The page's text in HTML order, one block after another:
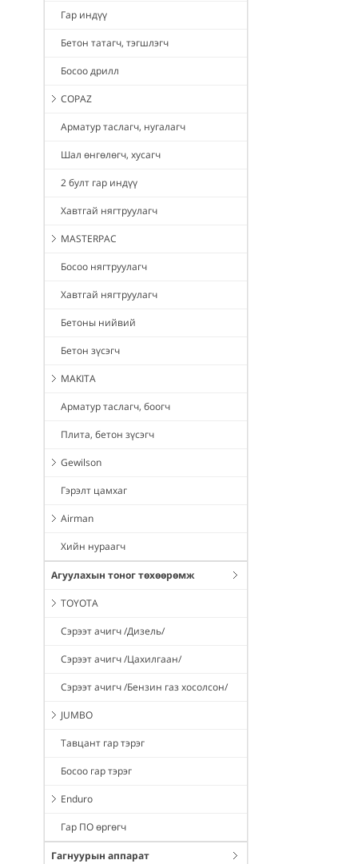
Гар индүү
Бетон татагч, тэгшлэгч
Босоо дрилл
COPAZ
Арматур таслагч, нугалагч
Шал өнгөлөгч, хусагч
2 булт гар индүү
Хавтгай нягтруулагч
MASTERPAC
Босоо нягтруулагч
Хавтгай нягтруулагч
Бетоны нийвий
Бетон зүсэгч
MAKITA
Арматур таслагч, боогч
Плита, бетон зүсэгч
Gewilson
Гэрэлт цамхаг
Airman
Хийн нураагч
Агуулахын тоног төхөөрөмж
TOYOTA
Сэрээт ачигч /Дизель/
Сэрээт ачигч /Цахилгаан/
Сэрээт ачигч /Бензин газ хосолсон/
JUMBO
Тавцант гар тэрэг
Босоо гар тэрэг
Enduro
Гар ПО өргөгч
Гагнуурын аппарат